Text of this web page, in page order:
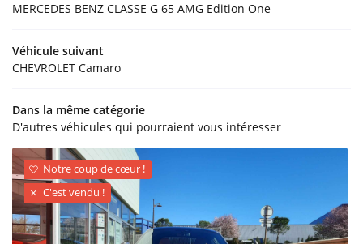
MERCEDES BENZ CLASSE G 65 AMG Edition One
Véhicule suivant
CHEVROLET Camaro
Dans la même catégorie
D'autres véhicules qui pourraient vous intéresser
 Notre coup de cœur !
 C'est vendu !